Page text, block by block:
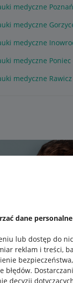
dane
lub dostęp do
reklam i treści,
bezpieczeństwa,
błędów.
decyzji
medyczne Poznań
medyczne
medyczne
medyczne Poniec
medyczne Rawicz